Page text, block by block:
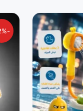
-32%